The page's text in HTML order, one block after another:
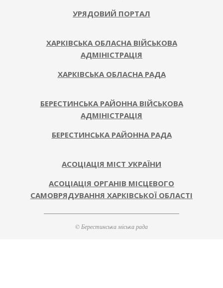
УРЯДОВИЙ ПОРТАЛ
ХАРКІВСЬКА ОБЛАСНА ВІЙСЬКОВА
АДМІНІСТРАЦІЯ
ХАРКІВСЬКА ОБЛАСНА РАДА
БЕРЕСТИНСЬКА РАЙОННА ВІЙСЬКОВА
АДМІНІСТРАЦІЯ
БЕРЕСТИНСЬКА РАЙОННА РАДА
АСОЦІАЦІЯ МІСТ УКРАЇНИ
АСОЦІАЦІЯ ОРГАНІВ МІСЦЕВОГО
САМОВРЯДУВАННЯ ХАРКІВСЬКОЇ ОБЛАСТІ
© Берестинська міська рада